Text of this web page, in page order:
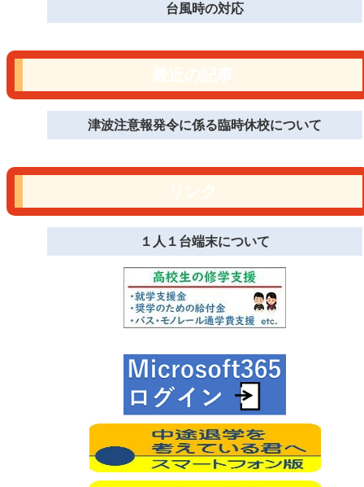
台風時の対応
津波注意報発令に係る臨時休校について
１人１台端末について